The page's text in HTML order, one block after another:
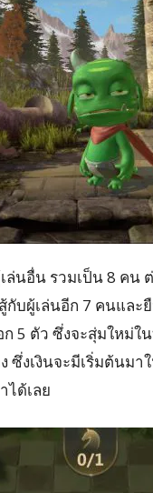
ล่นอื่น รวมเป็น 8 คน
บผู้เล่นอีก 7 คนแล
ก 5 ตัว ซึ่งจะสุ่มใหม่
ซึ่งเงินจะมีเริ่มต้นม
ได้เลย